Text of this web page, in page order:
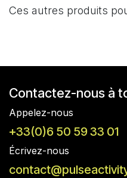
Ces autres produits
Contactez-nous à
Appelez-nous
+33(0)6 50 59 33 01
Écrivez-nous